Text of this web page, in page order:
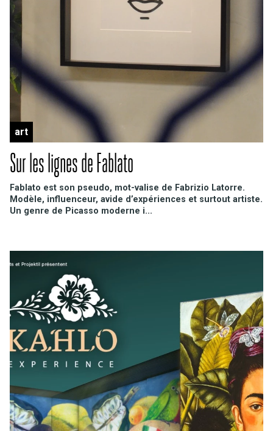
art
Sur les lignes de Fablato
Fablato est son pseudo, mot-valise de Fabrizio Latorre.
Modèle, influenceur, avide d’expériences et surtout artiste.
Un genre de Picasso moderne i...